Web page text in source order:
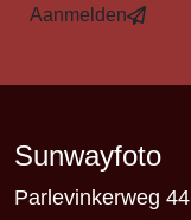
Aanmelden
Sunwayfoto
Parlevinkerweg 44